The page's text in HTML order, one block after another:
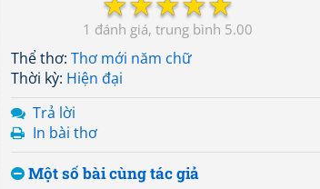
1 5.00
Thể thơ: Thơ mới năm chữ
Thời kỳ: Hiện đại
Trả lời
In bài thơ
Một số bài cùng tác giả